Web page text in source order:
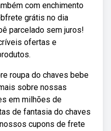
com enchimento
grátis no dia
parcelado sem juros!
ofertas e
roupa do chaves bebe
sobre nossas
em milhões de
de fantasia do chaves
cupons de frete